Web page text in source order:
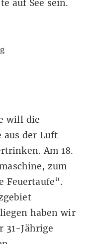
auf See sein.
will die
aus der Luft
Am 18.
zum
Feuertaufe“.
haben wir
31-Jährige